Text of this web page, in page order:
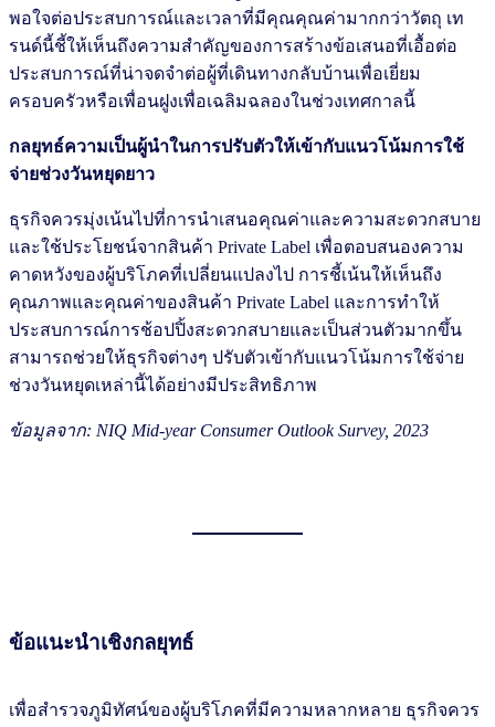
พอใจต่อประสบการณ์และเวลาที่มีคุณคุณค่ามากกว่าวัตถุ เท
รนด์นี้ชี้ให้เห็นถึงความสำคัญของการสร้างข้อเสนอที่เอื้อต่อ
ประสบการณ์ที่น่าจดจำต่อผู้ที่เดินทางกลับบ้านเพื่อเยี่ยม
ครอบครัวหรือเพื่อนฝูงเพื่อเฉลิมฉลองในช่วงเทศกาลนี้
กลยุทธ์ความเป็นผู้นำในการปรับตัวให้เข้ากับแนวโน้มการใช้
จ่ายช่วงวันหยุดยาว
ธุรกิจควรมุ่งเน้นไปที่การนำเสนอคุณค่าและความสะดวกสบาย
และใช้ประโยชน์จากสินค้า Private Label เพื่อตอบสนองความ
คาดหวังของผู้บริโภคที่เปลี่ยนแปลงไป การชี้เน้นให้เห็นถึง
คุณภาพและคุณค่าของสินค้า Private Label และการทำให้
ประสบการณ์การช้อปปิ้งสะดวกสบายและเป็นส่วนตัวมากขึ้น
สามารถช่วยให้ธุรกิจต่างๆ ปรับตัวเข้ากับแนวโน้มการใช้จ่าย
ช่วงวันหยุดเหล่านี้ได้อย่างมีประสิทธิภาพ
ข้อมูลจาก: NIQ Mid-year Consumer Outlook Survey, 2023
ข้อแนะนำเชิงกลยุทธ์
เพื่อสำรวจภูมิทัศน์ของผู้บริโภคที่มีความหลากหลาย ธุรกิจควร